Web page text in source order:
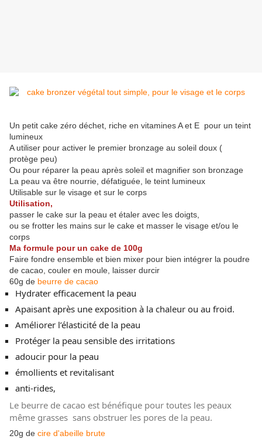
Un petit cake zéro déchet, riche en vitamines A et E pour un teint
lumineux
A utiliser pour activer le premier bronzage au soleil doux (
protège peu)
Ou pour réparer la peau après soleil et magnifier son bronzage
La peau va être nourrie, défatiguée, le teint lumineux
Utilisable sur le visage et sur le corps
Utilisation,
passer le cake sur la peau et étaler avec les doigts,
ou se frotter les mains sur le cake et masser le visage et/ou le
corps
Ma formule pour un cake de 100g
Faire fondre ensemble et bien mixer pour bien intégrer la poudre
de cacao, couler en moule, laisser durcir
60g de beurre de cacao
Hydrater efficacement la peau
Apaisant après une exposition à la chaleur ou au froid.
Améliorer l’élasticité de la peau
Protéger la peau sensible des irritations
adoucir pour la peau
émollients et revitalisant
anti-rides,
Le beurre de cacao est bénéfique pour toutes les peaux
même grasses sans obstruer les pores de la peau.
20g de cire d'abeille brute